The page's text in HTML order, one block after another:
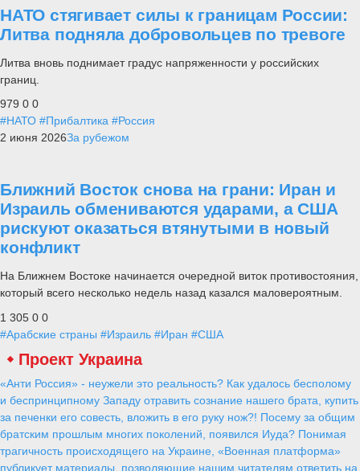
НАТО стягивает силы к границам России:
Литва подняла добровольцев по тревоге
Литва вновь поднимает градус напряженности у российских
границ.
979 0 0
#НАТО #Прибалтика #Россия
2 июня 2026За рубежом
Ближний Восток снова на грани: Иран и
Израиль обмениваются ударами, а США
рискуют оказаться втянутыми в новый
конфликт
На Ближнем Востоке начинается очередной виток противостояния,
который всего несколько недель назад казался маловероятным.
1 305 0 0
#Арабские страны #Израиль #Иран #США
Проект Украина
«Анти Россия» - неужели это реальность? Как удалось бесполому
и беспринципному Западу отравить сознание нашего брата, купить
за печенки его совесть, вложить в его руку нож?! Посему за общим
братским прошлым многих поколений, появился Иуда? Понимая
трагичность происходящего на Украине, «Военная платформа»
публикует материалы, позволяющие нашим читателям ответить на